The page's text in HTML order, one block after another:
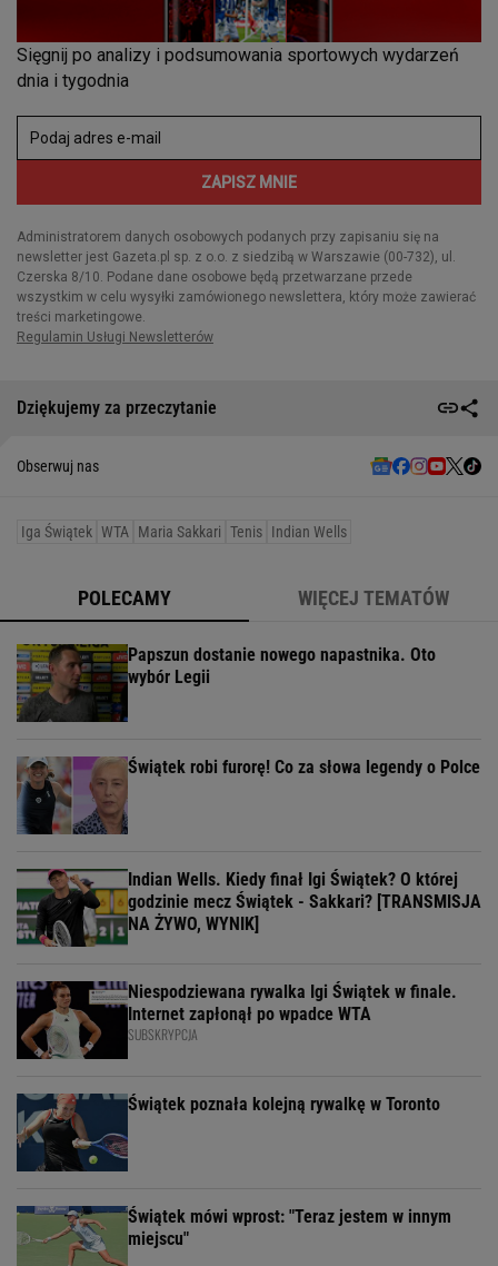
Dziękujemy za przeczytanie
Obserwuj nas
Iga Świątek WTA Maria Sakkari Tenis Indian Wells
POLECAMY WIĘCEJ TEMATÓW
Papszun dostanie nowego napastnika. Oto
wybór Legii
Świątek robi furorę! Co za słowa legendy o Polce
Indian Wells. Kiedy finał Igi Świątek? O której
godzinie mecz Świątek - Sakkari? [TRANSMISJA
NA ŻYWO, WYNIK]
Niespodziewana rywalka Igi Świątek w finale.
Internet zapłonął po wpadce WTA
SUBSKRYPCJA
Świątek poznała kolejną rywalkę w Toronto
Świątek mówi wprost: "Teraz jestem w innym
miejscu"